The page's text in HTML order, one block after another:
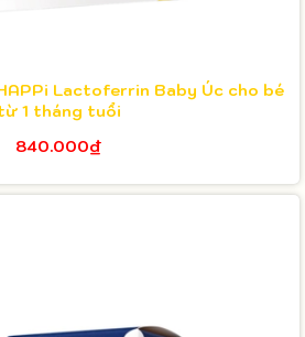
Lactoferrin Baby Úc cho bé
1 tháng tuổi
840.000₫